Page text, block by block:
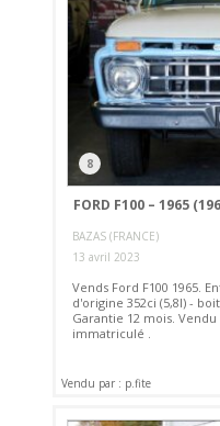
8
FORD F100 – 1965
BAZAS (FRANCE)
13 avril 2023
Vends Ford F100 1965.
d'origine 352ci (5,8l) -
Garantie 12 mois.
immatriculé .
Vendu par : p.fite